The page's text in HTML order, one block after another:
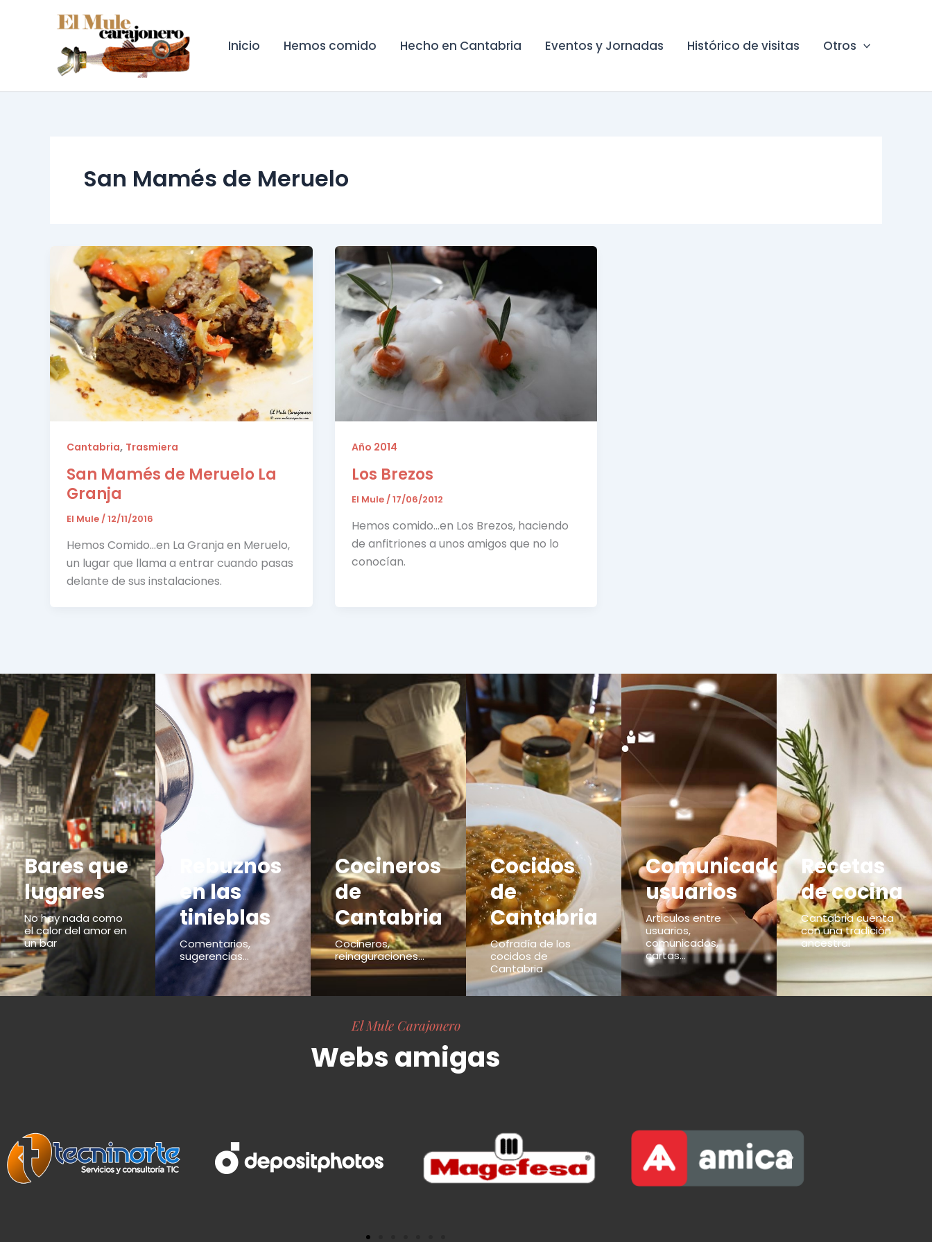
Inicio Hemos comido Hecho en Cantabria Eventos y Jornadas Histórico de visitas Otros
San Mamés de Meruelo
Cantabria, Trasmiera
San Mamés de Meruelo La
Granja
El Mule/12/11/2016
Hemos Comido…en La Granja en Meruelo,
un lugar que llama a entrar cuando pasas
delante de sus instalaciones.
Año 2014
Los Brezos
El Mule/17/06/2012
Hemos comido…en Los Brezos, haciendo
de anfitriones a unos amigos que no lo
conocían.
Bares que
lugares
No hay nada como
el calor del amor en
un bar
Rebuznos
en las
tinieblas
Comentarios,
sugerencias...
Cocineros
de
Cantabria
Cocineros,
reinaguraciones...
Cocidos
de
Cantabria
Cofradía de los
cocidos de
Cantabria
Comunicados
usuarios
Articulos entre
usuarios,
comunicados,
cartas...
Recetas
de cocina
Cantabria cuenta
con una tradición
ancestral
El Mule Carajonero
Webs amigas